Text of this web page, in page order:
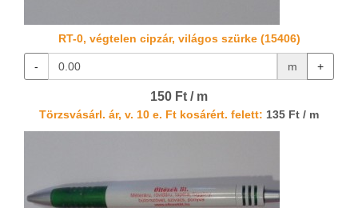
RT-0, végtelen cipzár, világos szürke (15406)
- m +
150 Ft / m
Törzsvásárl. ár, v. 10 e. Ft kosárért. felett: 135 Ft / m